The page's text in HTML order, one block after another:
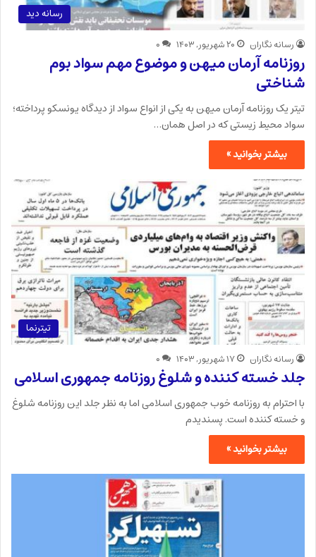
رسانه دید
رسانه نگاران ۲۰ شهریور, ۱۴۰۳ ۰
روزنامه آرمان میهن و موضوع مهم سواد بوم
شناختی
تیتر یک روزنامه آرمان میهن به یکی از انواع سواد از دیدگاه یونسکو پرداخته؛
سواد محیط زیستی که در اصل همان…
بیشتر بخوانید »
تیترنما
رسانه نگاران ۱۷ شهریور, ۱۴۰۳ ۰
جلد خسته کننده و شلوغ روزنامه جمهوری اسلامی
با احترام به روزنامه خوب جمهوری اسلامی اما به نظر جلد این روزنامه شلوغ
و خسته کننده است. پسندیدم
بیشتر بخوانید »